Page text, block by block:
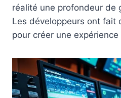
réalité une profondeur de
Les développeurs ont fait
pour créer une